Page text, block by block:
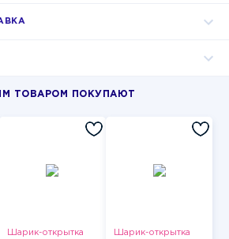
ТОВАРОМ ПОКУПАЮТ
Шарик-открытка
Шарик-открытка